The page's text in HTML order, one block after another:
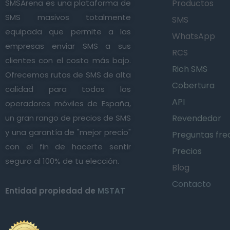
SMSArena es una plataforma de
SMS masivos totalmente
equipada que permite a las
empresas enviar SMS a sus
clientes con el costo más bajo.
Ofrecemos rutas de SMS de alta
calidad para todos los
operadores móviles de España,
un gran rango de precios de SMS
y una garantía de "mejor precio"
con el fin de hacerte sentir
seguro al 100% de tu elección.
Entidad propiedad de MSTAT
Productos
SMS
WhatsApp
RCS
Rich SMS
Cobertura
API
Revendedor
Preguntas
Precios
Blog
Contacto